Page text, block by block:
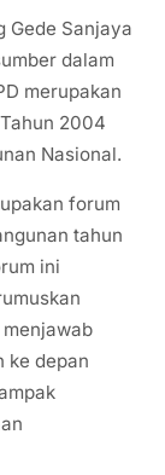
Gede Sanjaya
dalam
merupakan
2004
Nasional.
forum
tahun
ini
ke depan